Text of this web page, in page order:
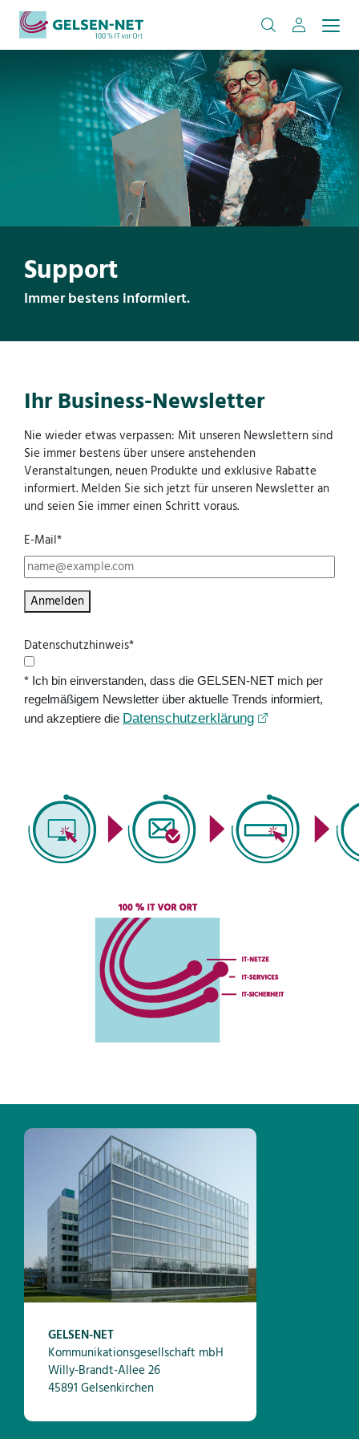
Support
Immer bestens informiert.
Ihr Business-Newsletter
Nie wieder etwas verpassen: Mit unseren Newslettern sind
Sie immer bestens über unsere anstehenden
Veranstaltungen, neuen Produkte und exklusive Rabatte
informiert. Melden Sie sich jetzt für unseren Newsletter an
und seien Sie immer einen Schritt voraus.
E-Mail*
Anmelden
Datenschutzhinweis*
* Ich bin einverstanden, dass die GELSEN-NET mich per
regelmäßigem Newsletter über aktuelle Trends informiert,
und akzeptiere die Datenschutzerklärung
GELSEN-NET
Kommunikationsgesellschaft mbH
Willy-Brandt-Allee 26
45891 Gelsenkirchen